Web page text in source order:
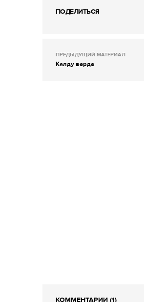
ПОДЕЛИТЬСЯ
ПРЕДЫДУЩИЙ МАТЕРИАЛ
Калду верде
КОММЕНТАРИИ (1)